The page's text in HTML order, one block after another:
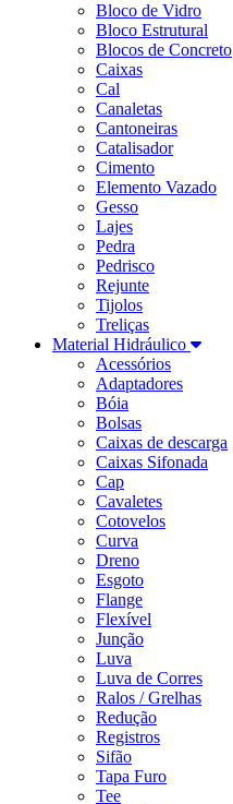
Bloco de Vidro
Bloco Estrutural
Blocos de Concreto
Caixas
Cal
Canaletas
Cantoneiras
Catalisador
Cimento
Elemento Vazado
Gesso
Lajes
Pedra
Pedrisco
Rejunte
Tijolos
Treliças
Material Hidráulico
Acessórios
Adaptadores
Bóia
Bolsas
Caixas de descarga
Caixas Sifonada
Cap
Cavaletes
Cotovelos
Curva
Dreno
Esgoto
Flange
Flexível
Junção
Luva
Luva de Corres
Ralos / Grelhas
Redução
Registros
Sifão
Tapa Furo
Tee